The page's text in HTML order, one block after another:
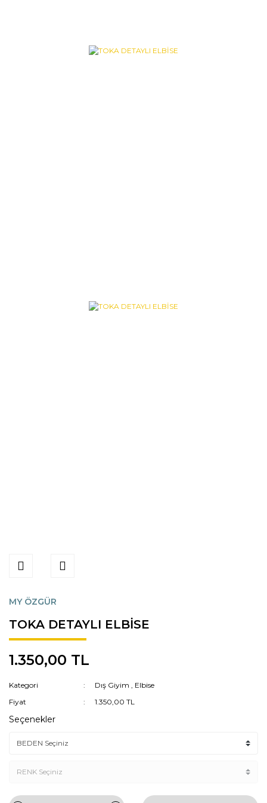
MY ÖZGÜR
TOKA DETAYLI ELBİSE
1.350,00 TL
Kategori Dış Giyim , Elbise
Fiyat
1.350,00 TL
Seçenekler